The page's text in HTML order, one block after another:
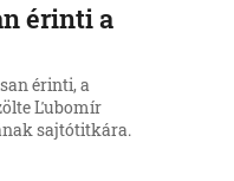
érinti a
érinti, a
Ľubomír
sajtótitkára.